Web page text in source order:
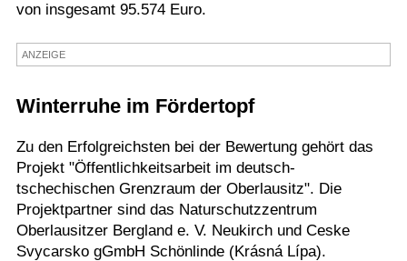
Gesundheit
Kultur
Termine
von insgesamt 95.574 Euro.
ANZEIGE
Winterruhe im Fördertopf
Zu den Erfolgreichsten bei der Bewertung gehört das
Projekt "Öffentlichkeitsarbeit im deutsch-
tschechischen Grenzraum der Oberlausitz". Die
Projektpartner sind das Naturschutzzentrum
Oberlausitzer Bergland e. V. Neukirch und Ceske
Svycarsko gGmbH Schönlinde (Krásná Lípa).